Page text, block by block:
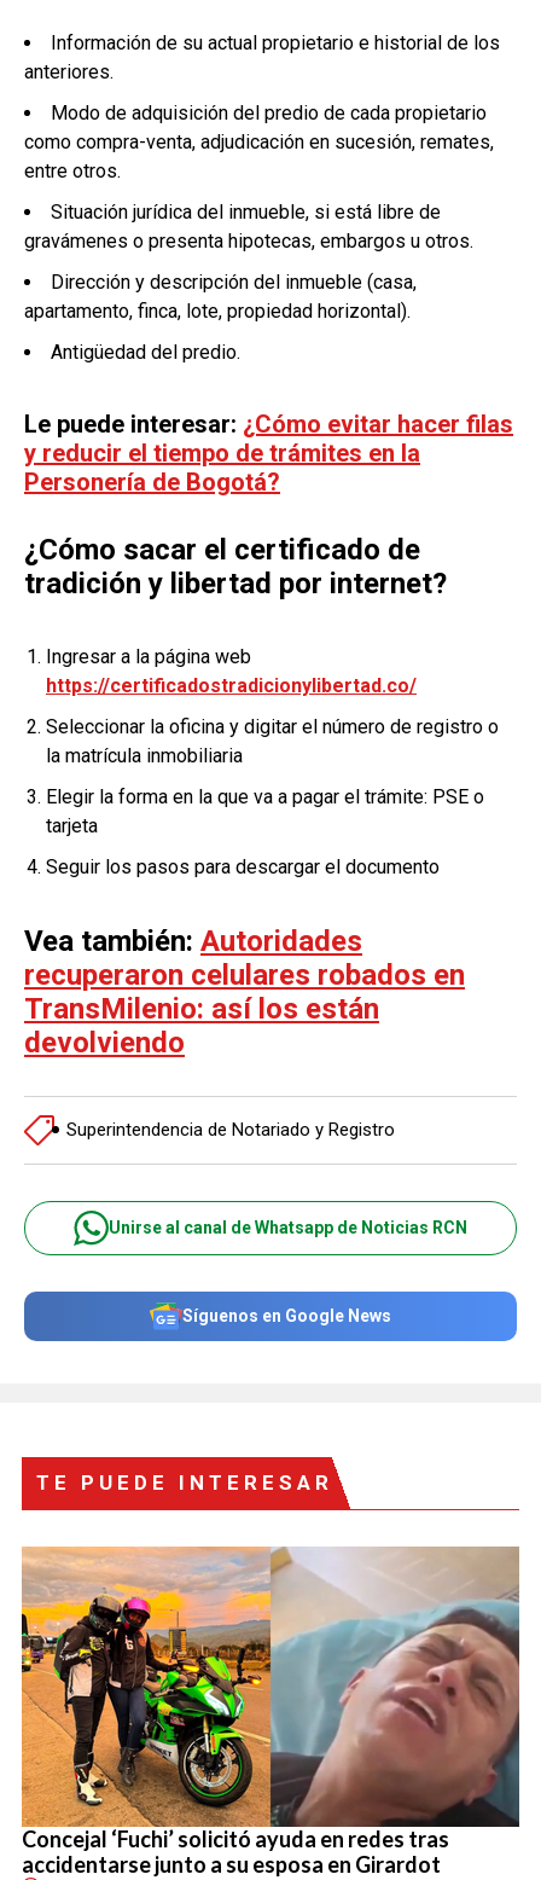
Información de su actual propietario e historial de los
anteriores.
Modo de adquisición del predio de cada propietario
como compra-venta, adjudicación en sucesión, remates,
entre otros.
Situación jurídica del inmueble, si está libre de
gravámenes o presenta hipotecas, embargos u otros.
Dirección y descripción del inmueble (casa,
apartamento, finca, lote, propiedad horizontal).
Antigüedad del predio.
Le puede interesar: ¿Cómo evitar hacer filas
y reducir el tiempo de trámites en la
Personería de Bogotá?
¿Cómo sacar el certificado de
tradición y libertad por internet?
Ingresar a la página web
https://certificadostradicionylibertad.co/
Seleccionar la oficina y digitar el número de registro o
la matrícula inmobiliaria
Elegir la forma en la que va a pagar el trámite: PSE o
tarjeta
Seguir los pasos para descargar el documento
Vea también: Autoridades
recuperaron celulares robados en
TransMilenio: así los están
devolviendo
Superintendencia de Notariado y Registro
Unirse al canal de Whatsapp de Noticias RCN
Síguenos en Google News
TE PUEDE INTERESAR
Concejal ‘Fuchi’ solicitó ayuda en redes tras
accidentarse junto a su esposa en Girardot